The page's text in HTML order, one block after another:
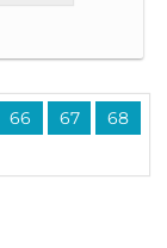
66 67 68